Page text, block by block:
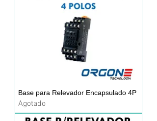
Base para Relevador Encapsulado 4P
Agotado